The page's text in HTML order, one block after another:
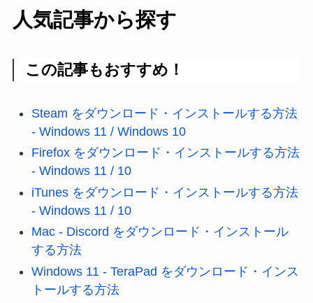
人気記事から探す
この記事もおすすめ！
Steam をダウンロード・インストールする方法
- Windows 11 / Windows 10
Firefox をダウンロード・インストールする方法
- Windows 11 / 10
iTunes をダウンロード・インストールする方法
- Windows 11 / 10
Mac - Discord をダウンロード・インストール
する方法
Windows 11 - TeraPad をダウンロード・インス
トールする方法